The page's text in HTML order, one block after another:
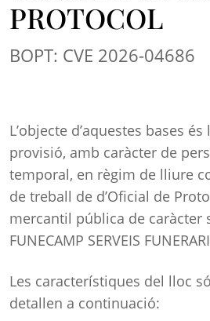
PROTOCOL
BOPT: CVE 2026-04686
L’objecte d’aquestes bases
provisió, amb caràcter de
temporal, en règim de lliure
de treball de d’Oficial de
mercantil pública de caràcter
FUNECAMP SERVEIS
Les característiques del lloc
detallen a continuació: